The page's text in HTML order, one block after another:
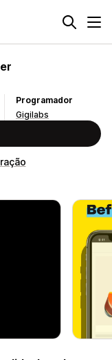
Programador
Gigilabs